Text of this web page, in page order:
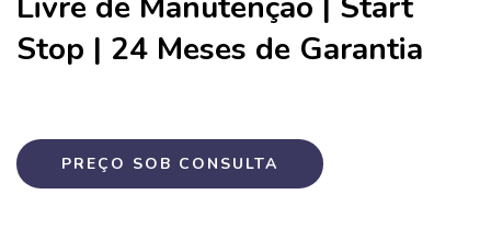
Stop | 24 Meses de Garantia